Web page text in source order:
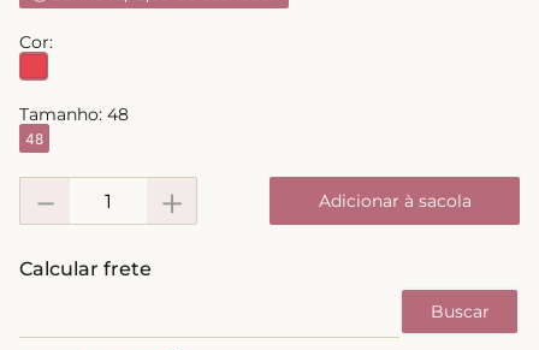
Cor:
Tamanho: 48
48
＋
－ Adicionar à sacola
10º short doll